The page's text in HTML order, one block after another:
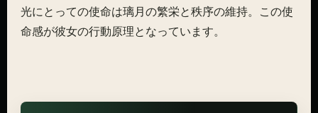
光にとっての使命は璃月の繁栄と秩序の維持。この使
命感が彼女の行動原理となっています。